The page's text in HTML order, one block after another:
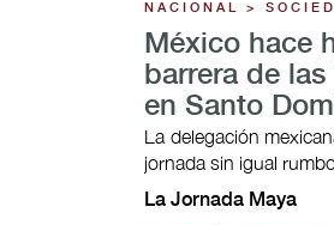
NACIONAL >
México hace
barrera de
en Santo
La delegación
jornada sin igual
La Jornada Maya